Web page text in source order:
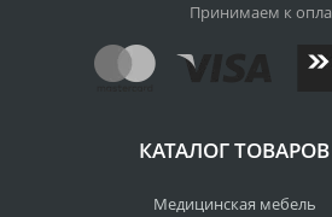
Принимаем к
КАТАЛОГ ТОВАРОВ
Медицинская мебель